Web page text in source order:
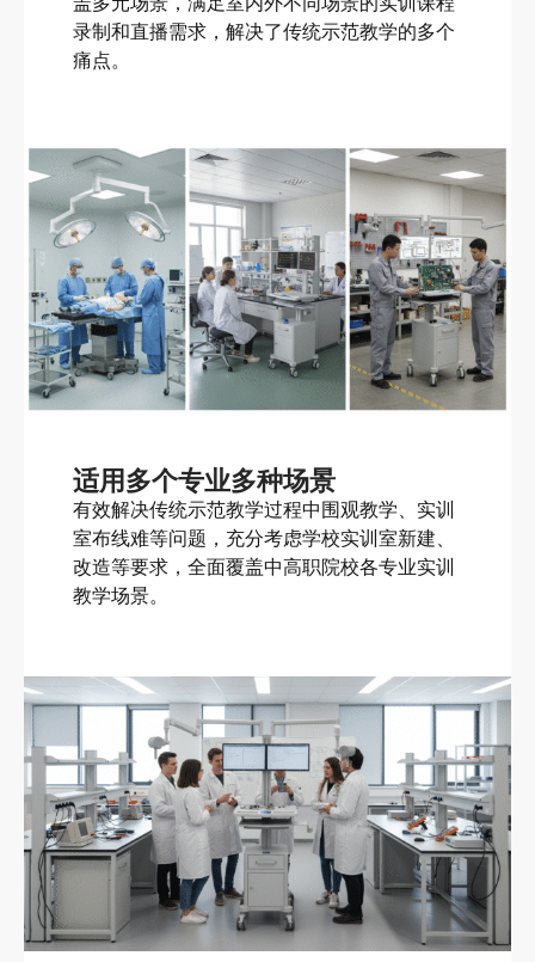
录制和直播需求，解决了传统示范教学的多个
痛点。
适用多个专业多种场景
有效解决传统示范教学过程中围观教学、实训
室布线难等问题，充分考虑学校实训室新建、
改造等要求，全面覆盖中高职院校各专业实训
教学场景。